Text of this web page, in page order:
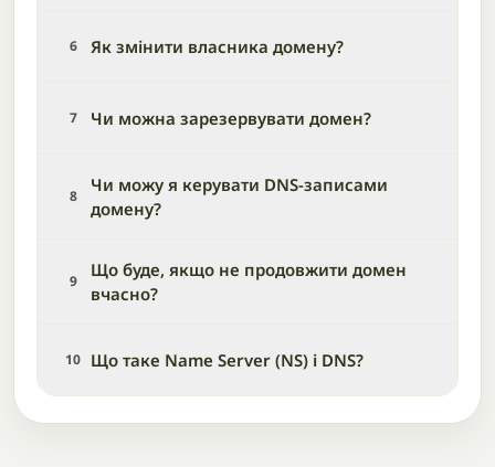
6 Як змінити власника домену?
7 Чи можна зарезервувати домен?
8
Чи можу я керувати DNS-записами
домену?
9
Що буде, якщо не продовжити домен
вчасно?
10 Що таке Name Server (NS) і DNS?